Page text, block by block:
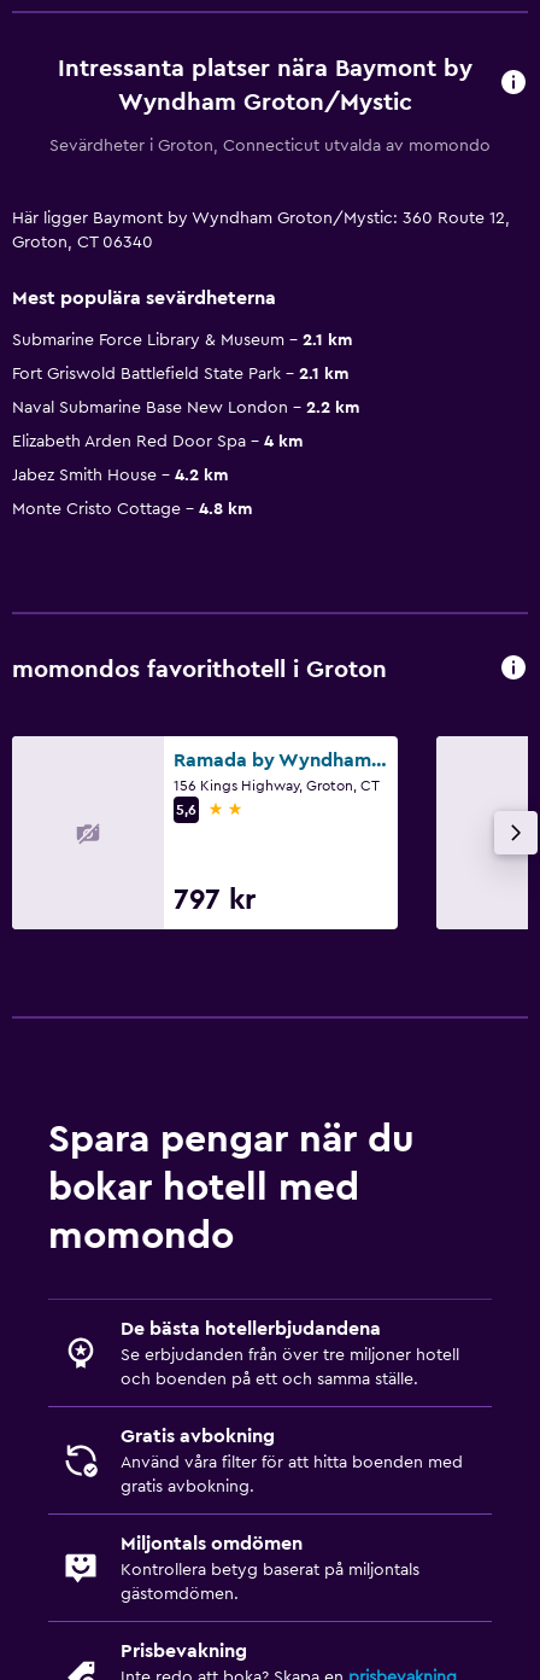
Intressanta platser nära Baymont by
Wyndham Groton/Mystic
Sevärdheter i Groton, Connecticut utvalda av momondo
Här ligger Baymont by Wyndham Groton/Mystic: 360 Route 12,
Groton, CT 06340
Mest populära sevärdheterna
Submarine Force Library & Museum
2.1 km
Fort Griswold Battlefield State Park
2.1 km
Naval Submarine Base New London
2.2 km
Elizabeth Arden Red Door Spa
4 km
Jabez Smith House
4.2 km
Monte Cristo Cottage
4.8 km
momondos favorithotell i Groton
Ramada by Wyndham Groton/Mystic
156 Kings Highway, Groton, CT
5,6
2 stjärnor
797 kr
Spara pengar när du
bokar hotell med
momondo
De bästa hotellerbjudandena
Se erbjudanden från över tre miljoner hotell
och boenden på ett och samma ställe.
Gratis avbokning
Använd våra filter för att hitta boenden med
gratis avbokning.
Miljontals omdömen
Kontrollera betyg baserat på miljontals
gästomdömen.
Prisbevakning